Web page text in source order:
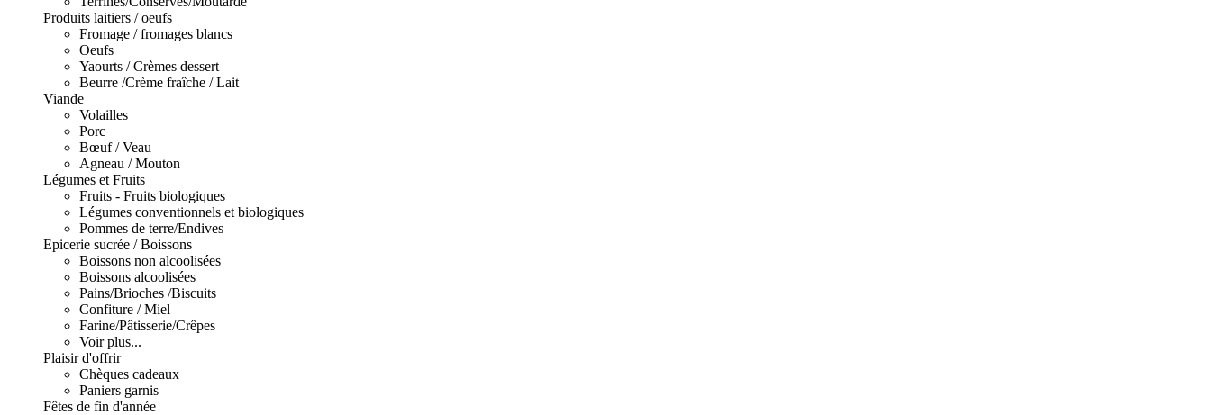
Produits laitiers / oeufs
Fromage / fromages blancs
Oeufs
Yaourts / Crèmes dessert
Beurre /Crème fraîche / Lait
Viande
Volailles
Porc
Bœuf / Veau
Agneau / Mouton
Légumes et Fruits
Fruits - Fruits biologiques
Légumes conventionnels et biologiques
Pommes de terre/Endives
Epicerie sucrée / Boissons
Boissons non alcoolisées
Boissons alcoolisées
Pains/Brioches /Biscuits
Confiture / Miel
Farine/Pâtisserie/Crêpes
Voir plus...
Plaisir d'offrir
Chèques cadeaux
Paniers garnis
Fêtes de fin d'année